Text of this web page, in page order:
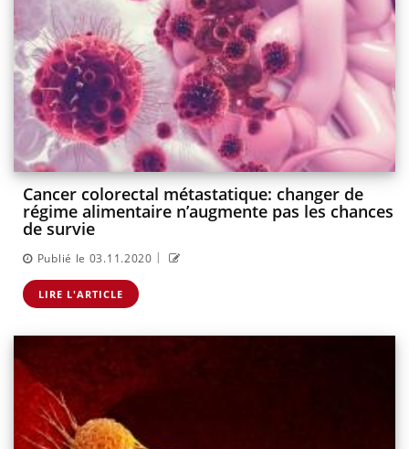
Cancer colorectal métastatique: changer de
régime alimentaire n’augmente pas les chances
de survie
Publié le 03.11.2020 |
LIRE L'ARTICLE